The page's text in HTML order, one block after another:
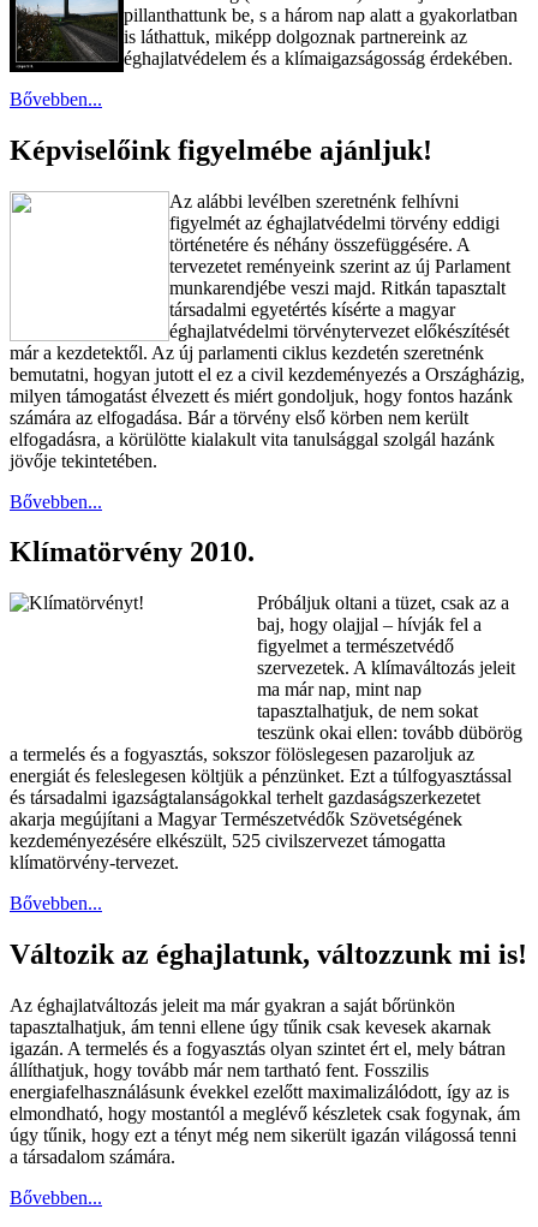
pillanthattunk be, s a három nap alatt a gyakorlatban
is láthattuk, miképp dolgoznak partnereink az
éghajlatvédelem és a klímaigazságosság érdekében.
Bővebben...
Képviselőink figyelmébe ajánljuk!
Az alábbi levélben szeretnénk felhívni
figyelmét az éghajlatvédelmi törvény eddigi
történetére és néhány összefüggésére. A
tervezetet reményeink szerint az új Parlament
munkarendjébe veszi majd. Ritkán tapasztalt
társadalmi egyetértés kísérte a magyar
éghajlatvédelmi törvénytervezet előkészítését
már a kezdetektől. Az új parlamenti ciklus kezdetén szeretnénk
bemutatni, hogyan jutott el ez a civil kezdeményezés a Országházig,
milyen támogatást élvezett és miért gondoljuk, hogy fontos hazánk
számára az elfogadása. Bár a törvény első körben nem került
elfogadásra, a körülötte kialakult vita tanulsággal szolgál hazánk
jövője tekintetében.
Bővebben...
Klímatörvény 2010.
Próbáljuk oltani a tüzet, csak az a
baj, hogy olajjal – hívják fel a
figyelmet a természetvédő
szervezetek. A klímaváltozás jeleit
ma már nap, mint nap
tapasztalhatjuk, de nem sokat
teszünk okai ellen: tovább dübörög
a termelés és a fogyasztás, sokszor fölöslegesen pazaroljuk az
energiát és feleslegesen költjük a pénzünket. Ezt a túlfogyasztással
és társadalmi igazságtalanságokkal terhelt gazdaságszerkezetet
akarja megújítani a Magyar Természetvédők Szövetségének
kezdeményezésére elkészült, 525 civilszervezet támogatta
klímatörvény-tervezet.
Bővebben...
Változik az éghajlatunk, változzunk mi is!
Az éghajlatváltozás jeleit ma már gyakran a saját bőrünkön
tapasztalhatjuk, ám tenni ellene úgy tűnik csak kevesek akarnak
igazán. A termelés és a fogyasztás olyan szintet ért el, mely bátran
állíthatjuk, hogy tovább már nem tartható fent. Fosszilis
energiafelhasználásunk évekkel ezelőtt maximalizálódott, így az is
elmondható, hogy mostantól a meglévő készletek csak fogynak, ám
úgy tűnik, hogy ezt a tényt még nem sikerült igazán világossá tenni
a társadalom számára.
Bővebben...